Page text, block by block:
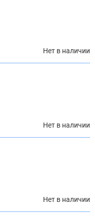
Нет в наличии
Нет в наличии
Нет в наличии